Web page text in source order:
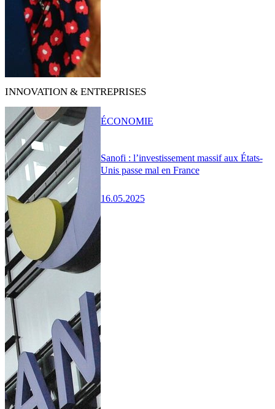
INNOVATION & ENTREPRISES
Sanofi : l’investissement massif aux États-
Unis passe mal en France
16.05.2025
ÉCONOMIE